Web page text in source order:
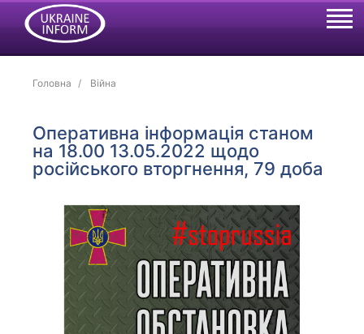
Головна Війна
Оперативна інформація станом
на 18.00 13.05.2022 щодо
російського вторгнення, 79 доба